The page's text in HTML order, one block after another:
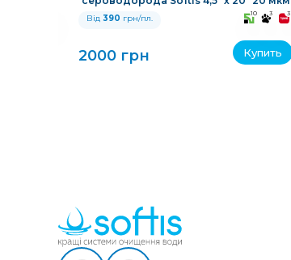
Від 390 грн/пл. 10 3 3
2000 грн Купить